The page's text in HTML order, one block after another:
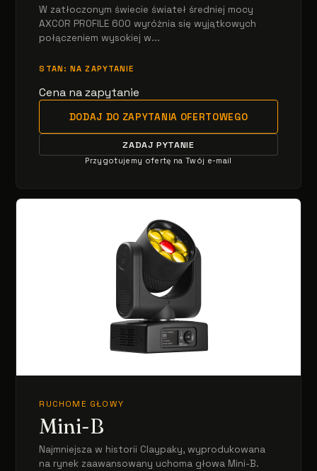
W zatłoczonym świecie świateł średniej mocy
AXCOR PROFILE 600 wyróżnia się wyjątkowych
połączeniem wysokiej w...
STAN: NA ZAPYTANIE
Cena na zapytanie
DODAJ DO ZAPYTANIA OFERTOWEGO
ZADAJ PYTANIE
Przygotujemy ofertę na Twój e-mail
RUCHOME GŁOWY
Mini-B
Najmniejsza w historii Claypaky, wyprodukowana
na rynek zaawansowany uchoma głowa Mini-B.